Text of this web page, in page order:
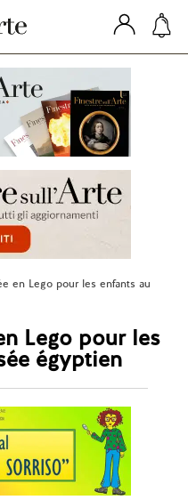
en Lego pour les enfants au
Lego pour les
égyptien